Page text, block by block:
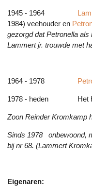
1945 - 1964
1984) veehouder en
gezorgd dat Petronella
Lammert jr. trouwde met
1964 - 1978
1978 - heden Het
Zoon Reinder
Sinds 1978 onbewoond,
bij nr 68. (Lammert
Eigenaren: